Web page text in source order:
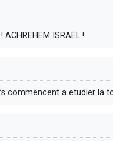
ACHREHEM ISRAËL !
commencent a etudier la